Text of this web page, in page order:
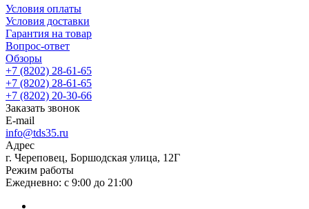
Условия оплаты
Условия доставки
Гарантия на товар
Вопрос-ответ
Обзоры
+7 (8202) 28‑61-65
+7 (8202) 28‑61-65
+7 (8202) 20‑30-66
Заказать звонок
E-mail
info@tds35.ru
Адрес
г. Череповец, Боршодская улица, 12Г
Режим работы
Ежедневно: с 9:00 до 21:00